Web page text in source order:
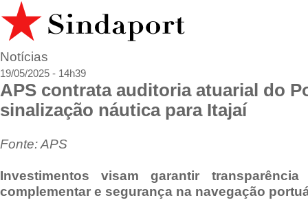
Notícias
19/05/2025 - 14h39
APS contrata auditoria atuarial do
sinalização náutica para Itajaí
Fonte: APS
Investimentos visam garantir
complementar e segurança na navegação